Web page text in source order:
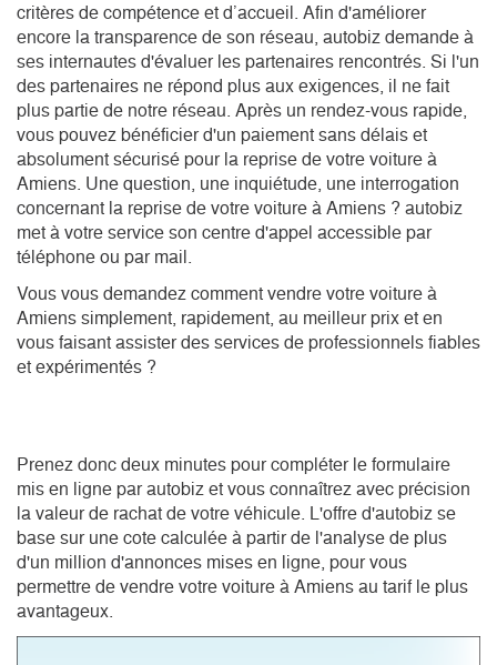
critères de compétence et d’accueil. Afin d'améliorer
encore la transparence de son réseau, autobiz demande à
ses internautes d'évaluer les partenaires rencontrés. Si l'un
des partenaires ne répond plus aux exigences, il ne fait
plus partie de notre réseau. Après un rendez-vous rapide,
vous pouvez bénéficier d'un paiement sans délais et
absolument sécurisé pour la reprise de votre voiture à
Amiens. Une question, une inquiétude, une interrogation
concernant la reprise de votre voiture à Amiens ? autobiz
met à votre service son centre d'appel accessible par
téléphone ou par mail.
Vous vous demandez comment vendre votre voiture à
Amiens simplement, rapidement, au meilleur prix et en
vous faisant assister des services de professionnels fiables
et expérimentés ?
Prenez donc deux minutes pour compléter le formulaire
mis en ligne par autobiz et vous connaîtrez avec précision
la valeur de rachat de votre véhicule. L'offre d'autobiz se
base sur une cote calculée à partir de l'analyse de plus
d'un million d'annonces mises en ligne, pour vous
permettre de vendre votre voiture à Amiens au tarif le plus
avantageux.